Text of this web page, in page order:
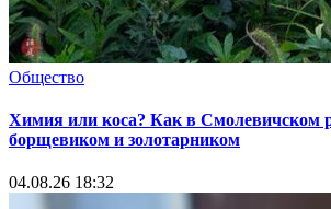
Общество
Химия или коса? Как в Смолевичском
борщевиком и золотарником
04.08.26 18:32